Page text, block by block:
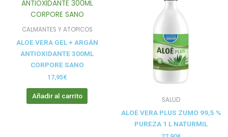
CALMANTES Y ATOPICOS
ALOE VERA GEL + ARGÁN
ANTIOXIDANTE 300ML
CORPORE SANO
17,95€
Añadir al carrito
SALUD
ALOE VERA PLUS ZUMO 99,5 %
PUREZA 1 L NATURMIL